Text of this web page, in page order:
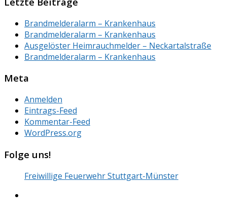
Brandmelderalarm – Krankenhaus
Brandmelderalarm – Krankenhaus
Ausgelöster Heimrauchmelder – Neckartalstraße
Brandmelderalarm – Krankenhaus
Meta
Anmelden
Eintrags-Feed
Kommentar-Feed
WordPress.org
Folge uns!
Freiwillige Feuerwehr Stuttgart-Münster